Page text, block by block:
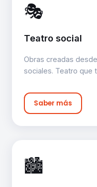
🎭
Teatro social
Obras creadas
sociales. Teatro que
Saber más
🏙️